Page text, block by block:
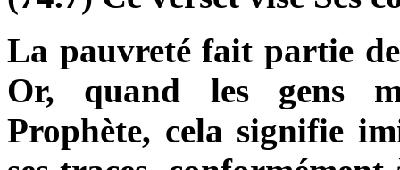
La pauvreté fait partie
Or, quand les gens
Prophète, cela signifie